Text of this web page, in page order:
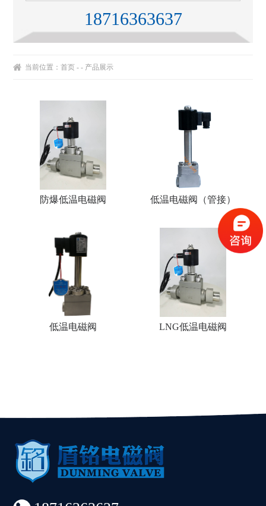
18716363637
当前位置：首页 - - 产品展示
防爆低温电磁阀 低温电磁阀（管接）
低温电磁阀 LNG低温电磁阀